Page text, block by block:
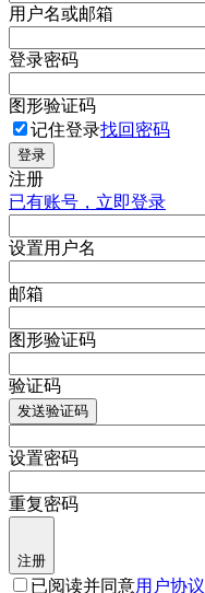
用户名或邮箱
登录密码
图形验证码
记住登录找回密码
登录
注册
已有账号，立即登录
设置用户名
邮箱
图形验证码
验证码
发送验证码
设置密码
重复密码
注册
已阅读并同意用户协议